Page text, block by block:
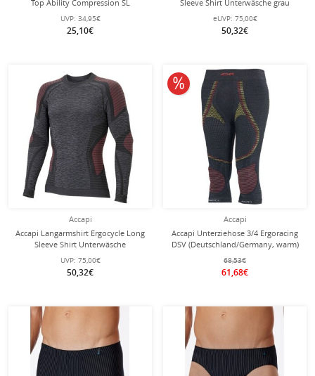
Top Ability Compression SL
(elastisches Material) schwarz Herren
UVP: 34,95€
25,10€
Sleeve Shirt Unterwäsche grau
Herren
eUVP: 75,00€
50,32€
Accapi
Accapi Langarmshirt Ergocycle Long
Sleeve Shirt Unterwäsche
anthrazitgrau/rot Herren
UVP: 75,00€
50,32€
Accapi
Accapi Unterziehose 3/4 Ergoracing
DSV (Deutschland/Germany, warm)
Unterwäsche anthrazitgrau/rot/gelb
Herren
68,53€
61,68€
10% reduziert